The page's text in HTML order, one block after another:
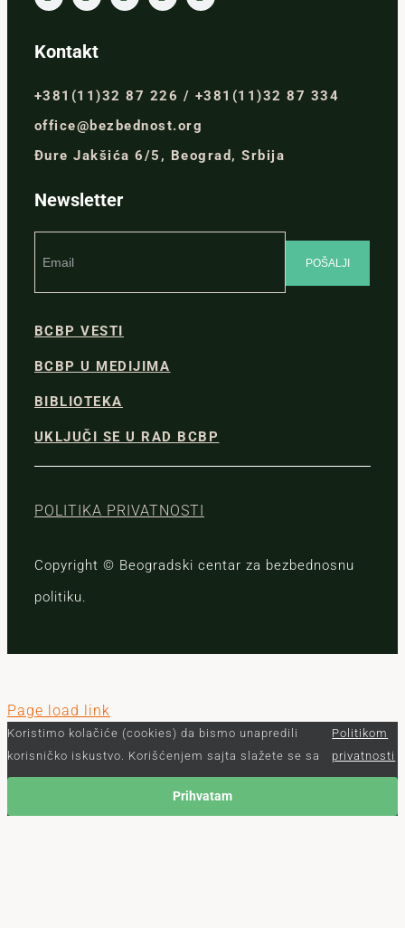
Kontakt
+381(11)32 87 226 / +381(11)32 87 334
office@bezbednost.org
Đure Jakšića 6/5, Beograd, Srbija
Newsletter
BCBP VESTI
BCBP U MEDIJIMA
BIBLIOTEKA
UKLJUČI SE U RAD BCBP
POLITIKA PRIVATNOSTI
Copyright © Beogradski centar za bezbednosnu
politiku.
Page load link
Koristimo kolačiće (cookies) da bismo unapredili
korisničko iskustvo. Korišćenjem sajta slažete se sa
Politikom
privatnosti
Prihvatam